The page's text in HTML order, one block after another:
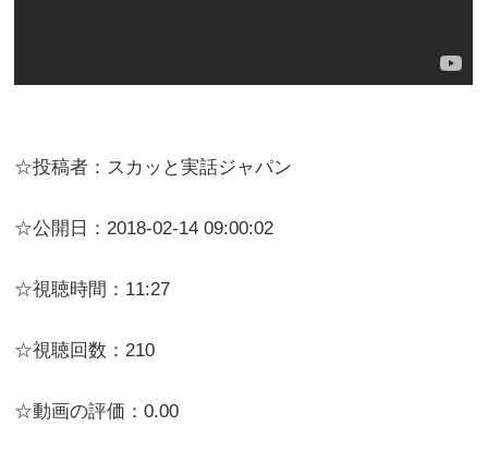
☆投稿者：スカッと実話ジャパン
☆公開日：2018-02-14 09:00:02
☆視聴時間：11:27
☆視聴回数：210
☆動画の評価：0.00